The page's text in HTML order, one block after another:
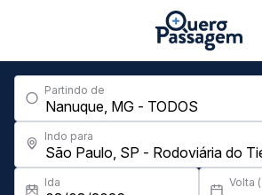
Partindo de
Indo para
Ida Volta